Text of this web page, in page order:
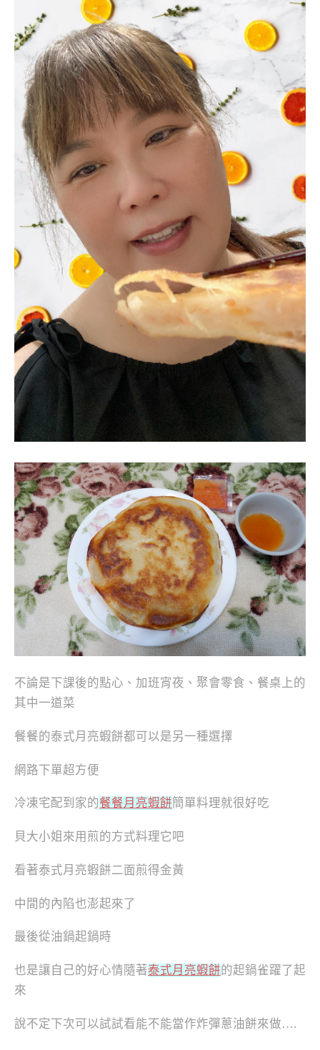
不論是下課後的點心、加班宵夜、聚會零食、餐桌上的
其中一道菜
餐餐的泰式月亮蝦餅都可以是另一種選擇
網路下單超方便
冷凍宅配到家的餐餐月亮蝦餅簡單料理就很好吃
貝大小姐來用煎的方式料理它吧
看著泰式月亮蝦餅二面煎得金黃
中間的內陷也澎起來了
最後從油鍋起鍋時
也是讓自己的好心情隨著泰式月亮蝦餅的起鍋雀躍了起
來
說不定下次可以試試看能不能當作炸彈蔥油餅來做….